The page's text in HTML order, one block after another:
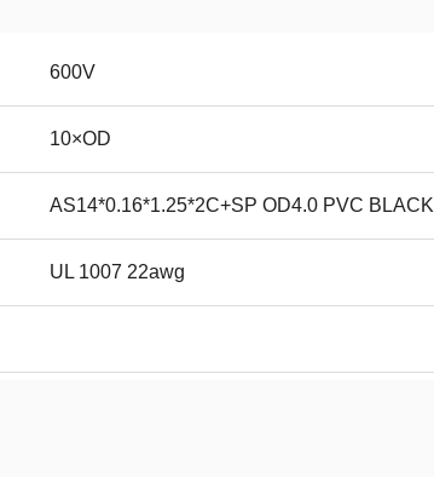
600V
10×OD
AS14*0.16*1.25*2C+SP OD4.0 PVC BLACK
UL 1007 22awg